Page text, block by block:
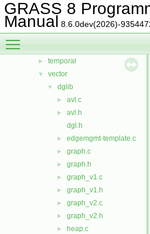
GRASS 8
Manual 8.6.0dev(2026)-
► rst
► segment
► stats
► temporal
▼ vector
▼ dglib
► avl.c
►
avl.h
dgl.h
► edgemgmt-template.c
► graph.c
► graph.h
► graph_v1.c
► graph_v1.h
► graph_v2.c
► graph_v2.h
► heap.c